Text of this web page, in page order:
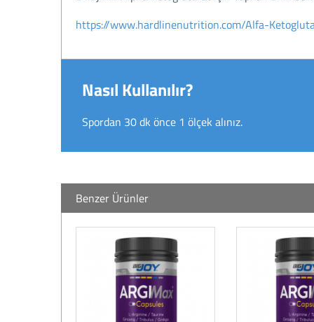
https://www.hardlinenutrition.com/Alfa-
Nasıl Kullanılır?
Spordan 30 dk önce 1 ölçek alınız.
Benzer Ürünler